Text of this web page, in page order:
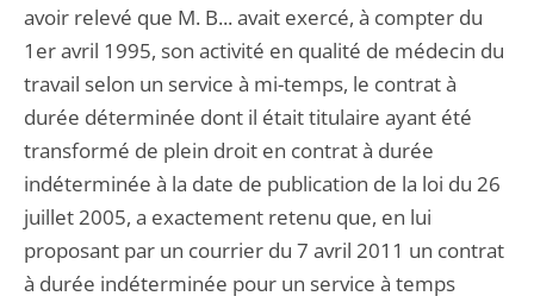
avoir relevé que M. B... avait exercé, à compter du
1er avril 1995, son activité en qualité de médecin du
travail selon un service à mi-temps, le contrat à
durée déterminée dont il était titulaire ayant été
transformé de plein droit en contrat à durée
indéterminée à la date de publication de la loi du 26
juillet 2005, a exactement retenu que, en lui
proposant par un courrier du 7 avril 2011 un contrat
à durée indéterminée pour un service à temps